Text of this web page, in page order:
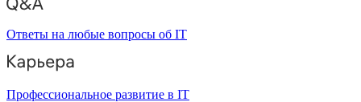
Ответы на любые вопросы об IT
Профессиональное развитие в IT